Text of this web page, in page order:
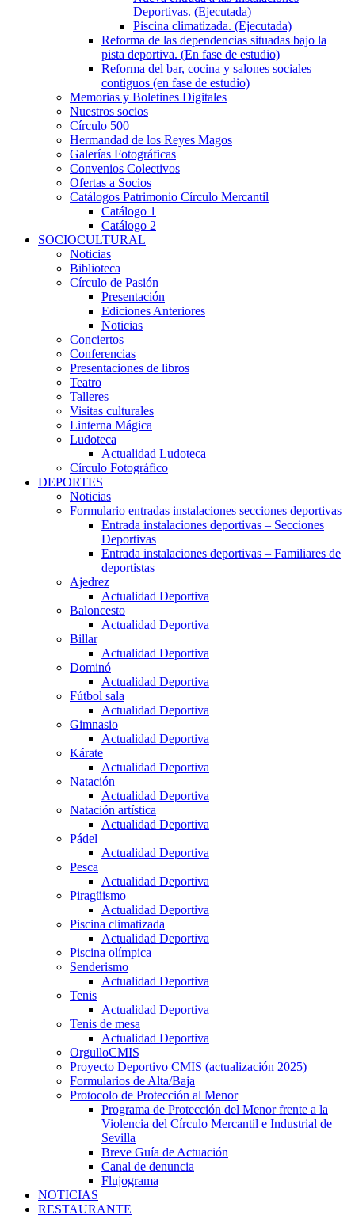
Deportivas. (Ejecutada)
Piscina climatizada. (Ejecutada)
Reforma de las dependencias situadas bajo la
pista deportiva. (En fase de estudio)
Reforma del bar, cocina y salones sociales
contiguos (en fase de estudio)
Memorias y Boletines Digitales
Nuestros socios
Círculo 500
Hermandad de los Reyes Magos
Galerías Fotográficas
Convenios Colectivos
Ofertas a Socios
Catálogos Patrimonio Círculo Mercantil
Catálogo 1
Catálogo 2
SOCIOCULTURAL
Noticias
Biblioteca
Círculo de Pasión
Presentación
Ediciones Anteriores
Noticias
Conciertos
Conferencias
Presentaciones de libros
Teatro
Talleres
Visitas culturales
Linterna Mágica
Ludoteca
Actualidad Ludoteca
Círculo Fotográfico
DEPORTES
Noticias
Formulario entradas instalaciones secciones deportivas
Entrada instalaciones deportivas – Secciones
Deportivas
Entrada instalaciones deportivas – Familiares de
deportistas
Ajedrez
Actualidad Deportiva
Baloncesto
Actualidad Deportiva
Billar
Actualidad Deportiva
Dominó
Actualidad Deportiva
Fútbol sala
Actualidad Deportiva
Gimnasio
Actualidad Deportiva
Kárate
Actualidad Deportiva
Natación
Actualidad Deportiva
Natación artística
Actualidad Deportiva
Pádel
Actualidad Deportiva
Pesca
Actualidad Deportiva
Piragüismo
Actualidad Deportiva
Piscina climatizada
Actualidad Deportiva
Piscina olímpica
Senderismo
Actualidad Deportiva
Tenis
Actualidad Deportiva
Tenis de mesa
Actualidad Deportiva
OrgulloCMIS
Proyecto Deportivo CMIS (actualización 2025)
Formularios de Alta/Baja
Protocolo de Protección al Menor
Programa de Protección del Menor frente a la
Violencia del Círculo Mercantil e Industrial de
Sevilla
Breve Guía de Actuación
Canal de denuncia
Flujograma
NOTICIAS
RESTAURANTE